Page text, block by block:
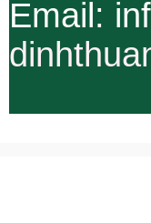
Email: